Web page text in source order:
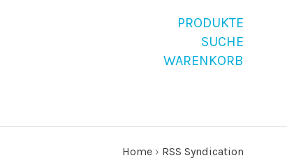
PRODUKTE
SUCHE
WARENKORB
Home › RSS Syndication